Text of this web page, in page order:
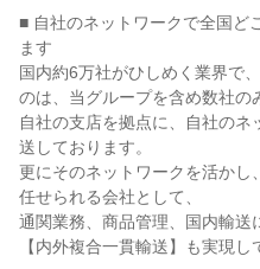
■ 自社のネットワークで全国ど
ます
国内約6万社がひしめく業界で
のは、当グループを含め数社の
自社の支店を拠点に、自社の
送しております。
更にそのネットワークを活かし
任せられる会社として、
通関業務、商品管理、国内輸送
【内外複合一貫輸送】も実現し